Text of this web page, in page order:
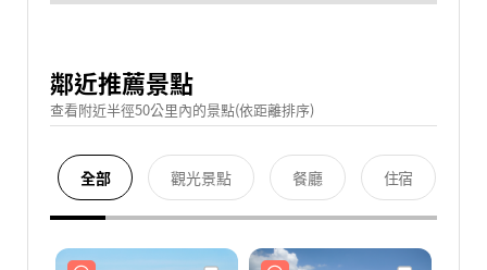
鄰近推薦景點
查看附近半徑50公里內的景點(依距離排序)
全部 觀光景點 餐廳 住宿